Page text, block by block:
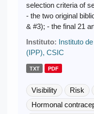
selection criteria of
- the two original
& #3); - the final 21
Instituto: Instituto
(IPP), CSIC
TXT PDF
Visibility Risk
Hormonal